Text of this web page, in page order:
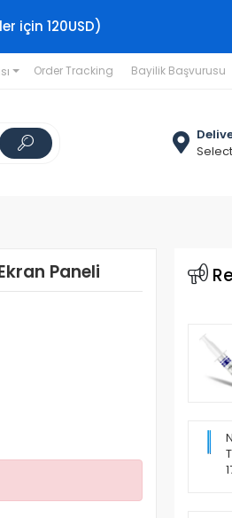
için 120USD)
Order Tracking Bayilik Başvurusu
Paneli